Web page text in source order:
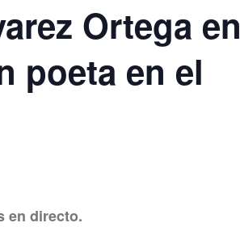
Ortega en
poeta en el
en directo.